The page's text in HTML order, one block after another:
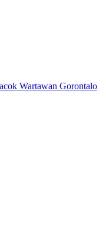
Wartawan Gorontalo